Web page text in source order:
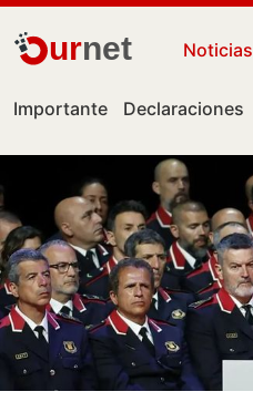
urnet Noticias
Importante Declaraciones